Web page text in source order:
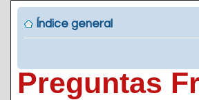
Índice general
Preguntas